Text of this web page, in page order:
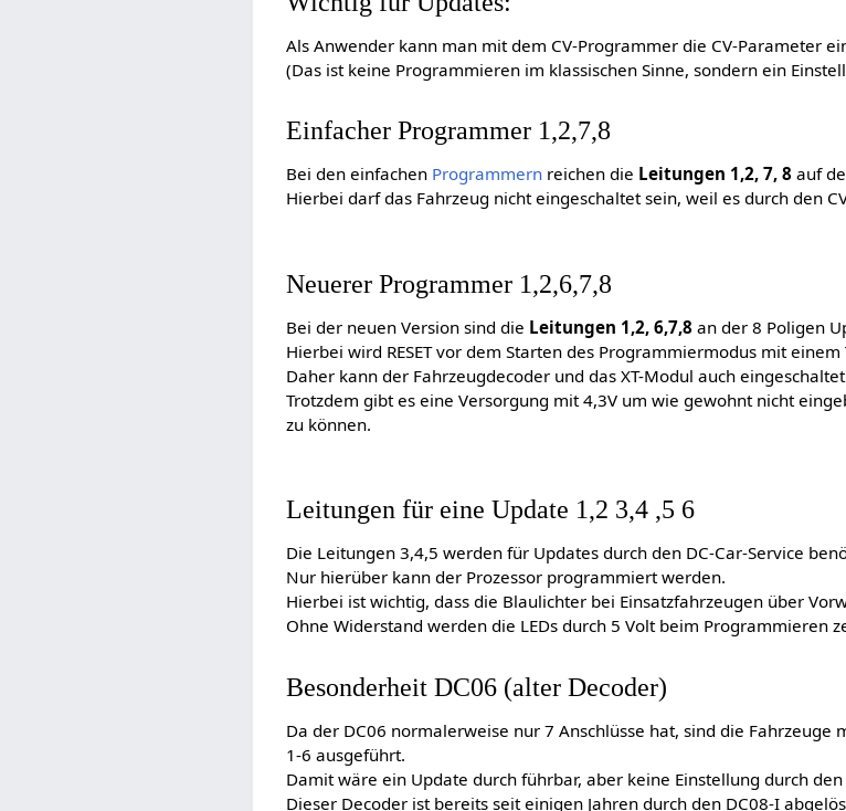
Als Anwender kann man mit dem CV-Programmer die CV-Parameter
(Das ist keine Programmieren im klassischen Sinne, sondern ein
Einfacher Programmer 1,2,7,8
Bei den einfachen Programmern reichen die Leitungen 1,2, 7, 8 auf
Hierbei darf das Fahrzeug nicht eingeschaltet sein, weil es durch den
Neuerer Programmer 1,2,6,7,8
Bei der neuen Version sind die Leitungen 1,2, 6,7,8 an der 8 Poligen
Hierbei wird RESET vor dem Starten des Programmiermodus mit einem
Daher kann der Fahrzeugdecoder und das XT-Modul auch
Trotzdem gibt es eine Versorgung mit 4,3V um wie gewohnt nicht
zu können.
Leitungen für eine Update 1,2 3,4 ,5 6
Die Leitungen 3,4,5 werden für Updates durch den DC-Car-Service
Nur hierüber kann der Prozessor programmiert werden.
Hierbei ist wichtig, dass die Blaulichter bei Einsatzfahrzeugen über
Ohne Widerstand werden die LEDs durch 5 Volt beim Programmieren
Besonderheit DC06 (alter Decoder)
Da der DC06 normalerweise nur 7 Anschlüsse hat, sind die
1-6 ausgeführt.
Damit wäre ein Update durch führbar, aber keine Einstellung durch den
Dieser Decoder ist bereits seit einigen Jahren durch den DC08-I